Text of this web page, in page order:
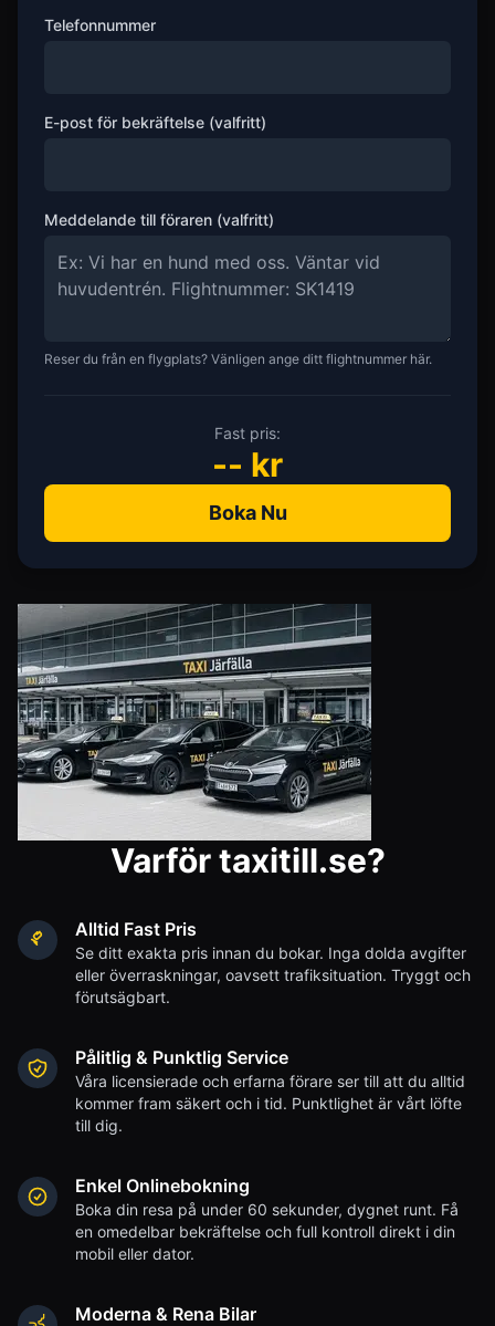
Telefonnummer
E-post för bekräftelse (valfritt)
Meddelande till föraren (valfritt)
Reser du från en flygplats? Vänligen ange ditt flightnummer här.
Fast pris:
-- kr
Boka Nu
Varför taxitill.se?
Alltid Fast Pris
Se ditt exakta pris innan du bokar. Inga dolda avgifter
eller överraskningar, oavsett trafiksituation. Tryggt och
förutsägbart.
Pålitlig & Punktlig Service
Våra licensierade och erfarna förare ser till att du alltid
kommer fram säkert och i tid. Punktlighet är vårt löfte
till dig.
Enkel Onlinebokning
Boka din resa på under 60 sekunder, dygnet runt. Få
en omedelbar bekräftelse och full kontroll direkt i din
mobil eller dator.
Moderna & Rena Bilar